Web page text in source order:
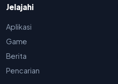
Jelajahi
Aplikasi
Game
Berita
Pencarian